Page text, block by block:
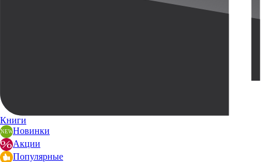
Книги
Новинки
Акции
Популярные